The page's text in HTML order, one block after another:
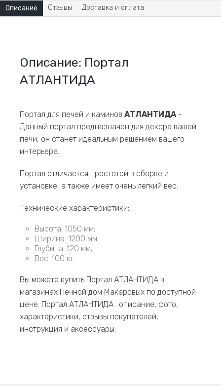
Описание Отзывы Доставка и оплата
Описание: Портал
АТЛАНТИДА
Портал для печей и каминов АТЛАНТИДА-
Данный портал предназначен для декора вашей
печи, он станет идеальным решением вашего
интерьера.
Портал отличается простотой в сборке и
установке, а также имеет очень легкий вес.
Технические характеристики:
Высота: 1050 мм;
Ширина: 1200 мм;
Глубина: 120 мм;
Вес: 100 кг.
Вы можете купить Портал АТЛАНТИДА в
магазинах Печной дом Макаровых по доступной
цене. Портал АТЛАНТИДА : описание, фото,
характеристики, отзывы покупателей,
инструкция и аксессуары.